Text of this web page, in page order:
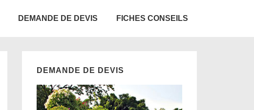
DEMANDE DE DEVIS FICHES CONSEILS
DEMANDE DE DEVIS